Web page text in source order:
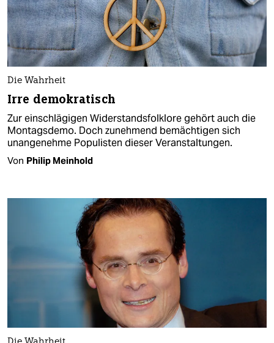
Die Wahrheit
Irre demokratisch
Zur einschlägigen Widerstandsfolklore gehört auch die
Montagsdemo. Doch zunehmend bemächtigen sich
unangenehme Populisten dieser Veranstaltungen.
Von Philip Meinhold